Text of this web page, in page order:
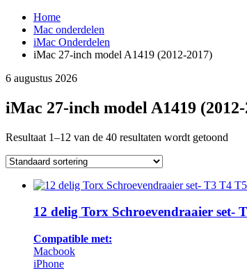
Home
Mac onderdelen
iMac Onderdelen
iMac 27-inch model A1419 (2012-2017)
6 augustus 2026
iMac 27-inch model A1419 (2012-
Resultaat 1–12 van de 40 resultaten wordt getoond
12 delig Torx Schroevendraaier
Compatible met:
Macbook
iPhone